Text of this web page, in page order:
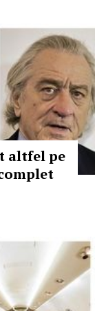
altfel pe